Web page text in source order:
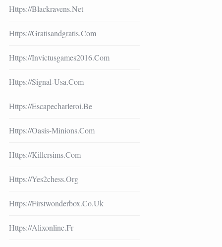
Https://blackravens.net
Https://gratisandgratis.com
Https://invictusgames2016.com
Https://signal-Usa.com
Https://escapecharleroi.be
Https://oasis-Minions.com
Https://killersims.com
Https://yes2chess.org
Https://firstwonderbox.co.uk
Https://alixonline.fr